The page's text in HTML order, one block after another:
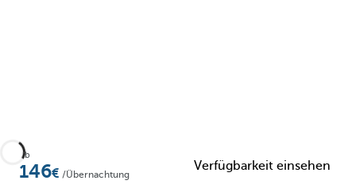
Zu Favoriten hinzufügen
Ab
146 /Übernachtung
Verfügbarkeit einsehen